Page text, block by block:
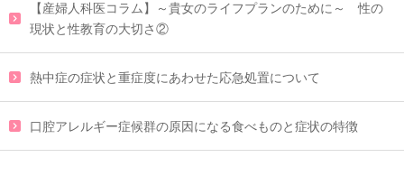
【産婦人科医コラム】～貴女のライフプランのために～ 性の
現状と性教育の大切さ②
熱中症の症状と重症度にあわせた応急処置について
口腔アレルギー症候群の原因になる食べものと症状の特徴